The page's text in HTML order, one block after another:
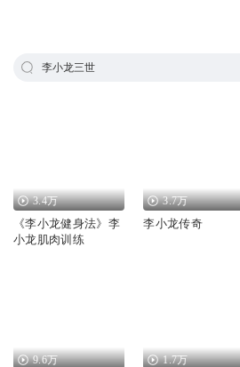
李小龙三世
3.4万
《李小龙健身法》李
小龙肌肉训练
3.7万
李小龙传奇
9.6万 1.7万